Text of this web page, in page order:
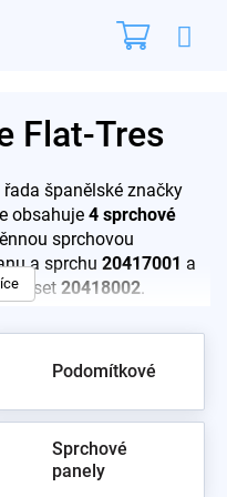
Flat-Tres
španělské značky
obsahuje 4 sprchové
sprchovou
a sprchu 20417001 a
set 20418002.
baterie
set
Podomítkové
Sprchové
panely